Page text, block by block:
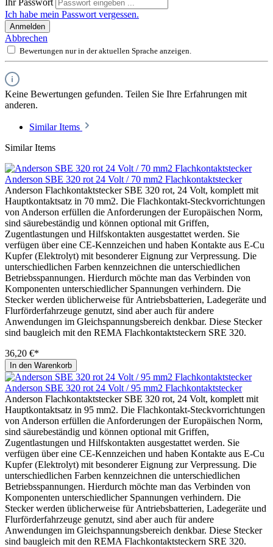
Ich habe mein Passwort vergessen.
Anmelden
Abbrechen
Bewertungen nur in der aktuellen Sprache anzeigen.
Keine Bewertungen gefunden. Teilen Sie Ihre Erfahrungen mit
anderen.
Similar Items
Similar Items
Anderson SBE 320 rot 24 Volt / 70 mm2 Flachkontaktstecker
Anderson Flachkontaktstecker SBE 320 rot, 24 Volt, komplett mit
Hauptkontaktsatz in 70 mm2. Die Flachkontakt-Steckvorrichtungen
von Anderson erfüllen die Anforderungen der Europäischen Norm,
sind säurebeständig und können optional mit Griffen,
Zugentlastungen und Hilfskontakten ausgestattet werden. Sie
verfügen über eine CE-Kennzeichen und haben Kontakte aus E-Cu
Kupfer (Elektrolyt) mit besonderer Eignung zur Verpressung. Die
unterschiedlichen Farben kennzeichnen die unterschiedlichen
Betriebsspannungen. Hierdurch möchte man das Verbinden von
Komponenten unterschiedlicher Spannungen verhindern. Die
Stecker werden üblicherweise für Antriebsbatterien, Ladegeräte und
Flurförderfahrzeuge genutzt, sind aber auch für andere
Anwendungen im Gleichspannungsbereich denkbar. Diese Stecker
sind baugleich mit den REMA Flachkontaktsteckern SRE 320.
36,20 €*
In den Warenkorb
Anderson SBE 320 rot 24 Volt / 95 mm2 Flachkontaktstecker
Anderson Flachkontaktstecker SBE 320 rot, 24 Volt, komplett mit
Hauptkontaktsatz in 95 mm2. Die Flachkontakt-Steckvorrichtungen
von Anderson erfüllen die Anforderungen der Europäischen Norm,
sind säurebeständig und können optional mit Griffen,
Zugentlastungen und Hilfskontakten ausgestattet werden. Sie
verfügen über eine CE-Kennzeichen und haben Kontakte aus E-Cu
Kupfer (Elektrolyt) mit besonderer Eignung zur Verpressung. Die
unterschiedlichen Farben kennzeichnen die unterschiedlichen
Betriebsspannungen. Hierdurch möchte man das Verbinden von
Komponenten unterschiedlicher Spannungen verhindern. Die
Stecker werden üblicherweise für Antriebsbatterien, Ladegeräte und
Flurförderfahrzeuge genutzt, sind aber auch für andere
Anwendungen im Gleichspannungsbereich denkbar. Diese Stecker
sind baugleich mit den REMA Flachkontaktsteckern SRE 320.